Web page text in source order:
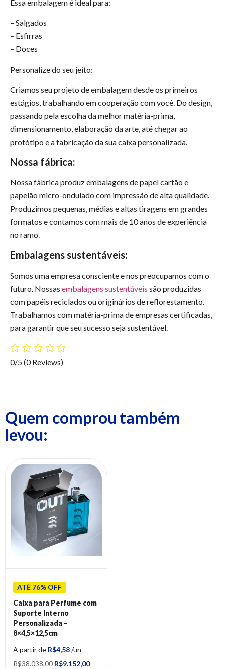
Essa embalagem é ideal para:
– Salgados
– Esfirras
– Doces
Personalize do seu jeito:
Criamos seu projeto de embalagem desde os primeiros
estágios, trabalhando em cooperação com você. Do design,
passando pela escolha da melhor matéria-prima,
dimensionamento, elaboração da arte, até chegar ao
protótipo e a fabricação da sua caixa personalizada.
Nossa fábrica:
Nossa fábrica produz embalagens de papel cartão e
papelão micro-ondulado com impressão de alta qualidade.
Produzimos pequenas, médias e altas tiragens em grandes
formatos e contamos com mais de 10 anos de experiência
no ramo.
Embalagens sustentáveis:
Somos uma empresa consciente e nos preocupamos com o
futuro. Nossas embalagens sustentáveis são produzidas
com papéis reciclados ou originários de reflorestamento.
Trabalhamos com matéria-prima de empresas certificadas,
para garantir que seu sucesso seja sustentável.
0/5(0 Reviews)
Quem comprou também
levou:
ATÉ 76% OFF
Caixa para Perfume com
Suporte Interno
Personalizada –
8×4,5×12,5cm
A partir de R$4,58/un
R$38.038,00R$9.152,00